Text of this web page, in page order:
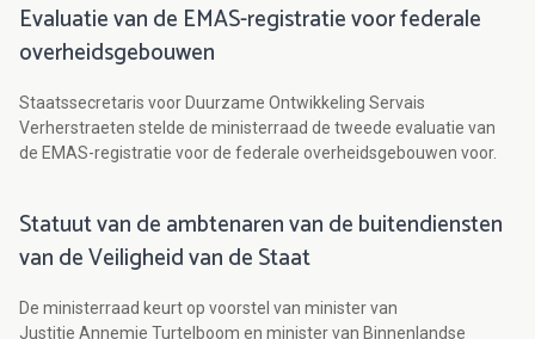
Evaluatie van de EMAS-registratie voor federale
overheidsgebouwen
Staatssecretaris voor Duurzame Ontwikkeling Servais
Verherstraeten stelde de ministerraad de tweede evaluatie van
de EMAS-registratie voor de federale overheidsgebouwen voor.
Statuut van de ambtenaren van de buitendiensten
van de Veiligheid van de Staat
De ministerraad keurt op voorstel van minister van
Justitie Annemie Turtelboom en minister van Binnenlandse